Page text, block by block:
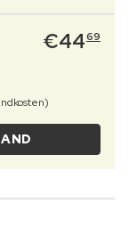
€4469